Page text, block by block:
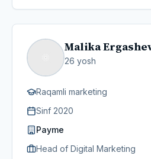
Malika
26 yosh
Raqamli marketing
Sinf 2020
Payme
Head of Digital Marketing